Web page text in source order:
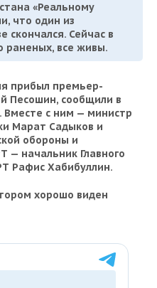
«Реальному
что один из
скончался. Сейчас в
раненых, все живы.
прибыл премьер-
Песошин, сообщили в
Вместе с ним — министр
Марат Садыков и
обороны и
— начальник Главного
Рафис Хабибуллин.
хорошо виден